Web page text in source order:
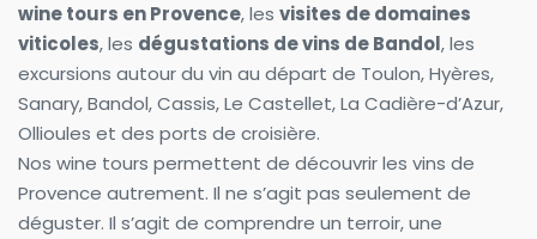
wine tours en Provence, les visites de domaines
viticoles, les dégustations de vins de Bandol, les
excursions autour du vin au départ de Toulon, Hyères,
Sanary, Bandol, Cassis, Le Castellet, La Cadière-d’Azur,
Ollioules et des ports de croisière.
Nos wine tours permettent de découvrir les vins de
Provence autrement. Il ne s’agit pas seulement de
déguster. Il s’agit de comprendre un terroir, une